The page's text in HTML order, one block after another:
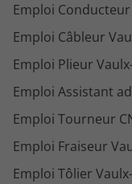
Emploi
Emploi Câbleur
Emploi Plieur
Emploi Assistant
Emploi Tourneur
Emploi Fraiseur
Emploi Tôlier